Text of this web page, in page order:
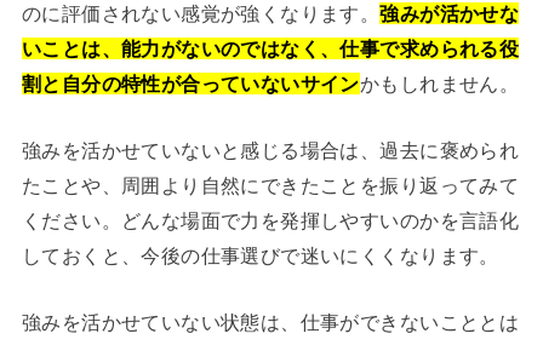
のに評価されない感覚が強くなります。強みが活かせな
いことは、能力がないのではなく、仕事で求められる役
割と自分の特性が合っていないサインかもしれません。
強みを活かせていないと感じる場合は、過去に褒められ
たことや、周囲より自然にできたことを振り返ってみて
ください。どんな場面で力を発揮しやすいのかを言語化
しておくと、今後の仕事選びで迷いにくくなります。
強みを活かせていない状態は、仕事ができないこととは